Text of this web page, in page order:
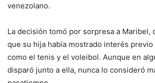
venezolano.
La decisión tomó por sorpresa a Maribel,
que su hija había mostrado interés
como el tenis y el voleibol. Aunque en
disparó junto a ella, nunca lo consideró